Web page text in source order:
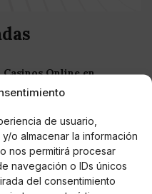
de usuario,
o almacenar la información
nos permitirá procesar
navegación o IDs únicos
del consentimiento
Online en
Online con Bitcoin y
en Argentina 2025